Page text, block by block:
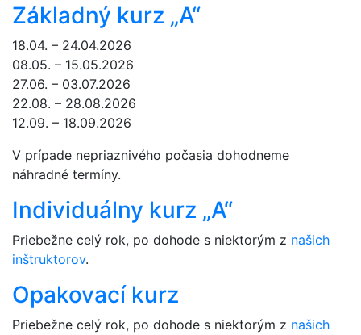
Základný kurz „A“
18.04. – 24.04.2026
08.05. – 15.05.2026
27.06. – 03.07.2026
22.08. – 28.08.2026
12.09. – 18.09.2026
V prípade nepriaznivého počasia dohodneme
náhradné termíny.
Individuálny kurz „A“
Priebežne celý rok, po dohode s niektorým z našich
inštruktorov.
Opakovací kurz
Priebežne celý rok, po dohode s niektorým z našich